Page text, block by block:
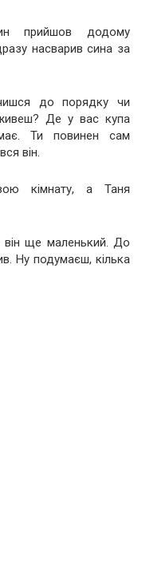
прийшов додому
насварив сина за
до порядку чи
Де у вас купа
Ти повинен сам
він.
кімнату, а Таня
ще маленький. До
Ну подумаєш, кілька